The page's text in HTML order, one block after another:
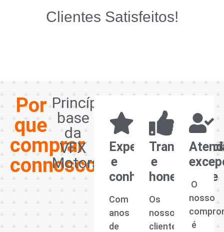
Clientes Satisfeitos!
Por
que
comprar
connosco?
Princípios
base
da
VFX
Motors
Experiência
e
conhecimento
Com
anos
de
e
honestidade
Os
nossos
clientes
O
nosso
é